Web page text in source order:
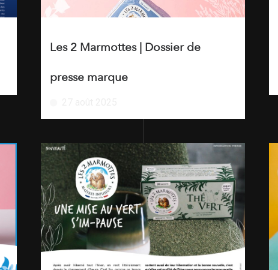
Les 2 Marmottes | Dossier de
presse marque